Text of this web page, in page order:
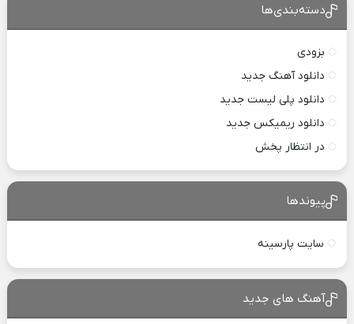
دسته‌بندی‌ها
بزودی
دانلود آهنگ جدید
دانلود پلی لیست جدید
دانلود ریمیکس جدید
در انتظار پخش
پیوندها
سایت پارسینه
آهنگ های جدید